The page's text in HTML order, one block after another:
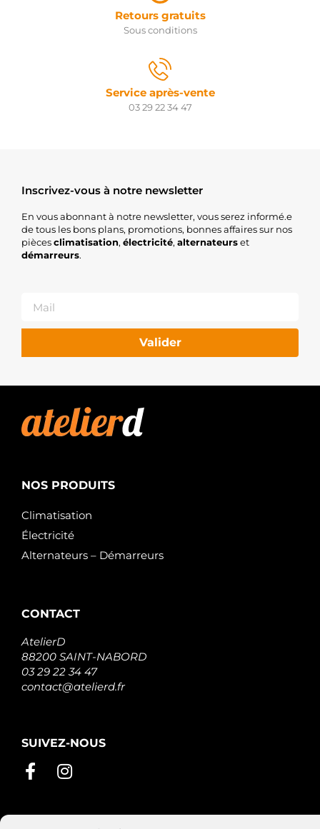
Retours gratuits
Sous conditions
Service après-vente
03 29 22 34 47
Inscrivez-vous à notre newsletter
En vous abonnant à notre newsletter, vous serez informé.e
de tous les bons plans, promotions, bonnes affaires sur nos
piècesclimatisation, électricité, alternateurset
démarreurs.
Valider
NOS PRODUITS
Climatisation
Électricité
Alternateurs – Démarreurs
CONTACT
AtelierD
88200 SAINT-NABORD
03 29 22 34 47
contact@atelierd.fr
SUIVEZ-NOUS